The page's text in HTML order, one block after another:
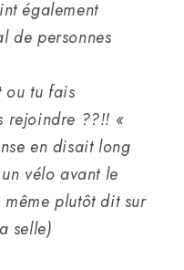
également
de personnes
tu fais
rejoindre ??!! «
en disait long
vélo avant le
plutôt dit sur
selle)